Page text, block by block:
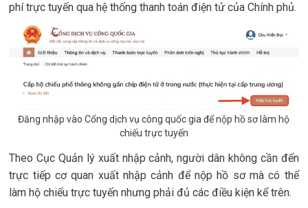
phí trực tuyến qua hệ thống thanh toán điện tử của Chính phủ.
Đăng nhập vào Cổng dịch vụ công quốc gia để nộp hồ sơ làm hộ
chiếu trực tuyến
Theo Cục Quản lý xuất nhập cảnh, người dân không cần đến
trực tiếp cơ quan xuất nhập cảnh để nộp hồ sơ mà có thể
làm hộ chiếu trực tuyến nhưng phải đủ các điều kiện kể trên.